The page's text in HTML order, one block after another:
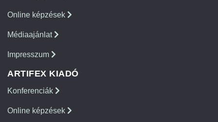
Online képzések
Médiaajánlat
Impresszum
ARTIFEX KIADÓ
Konferenciák
Online képzések